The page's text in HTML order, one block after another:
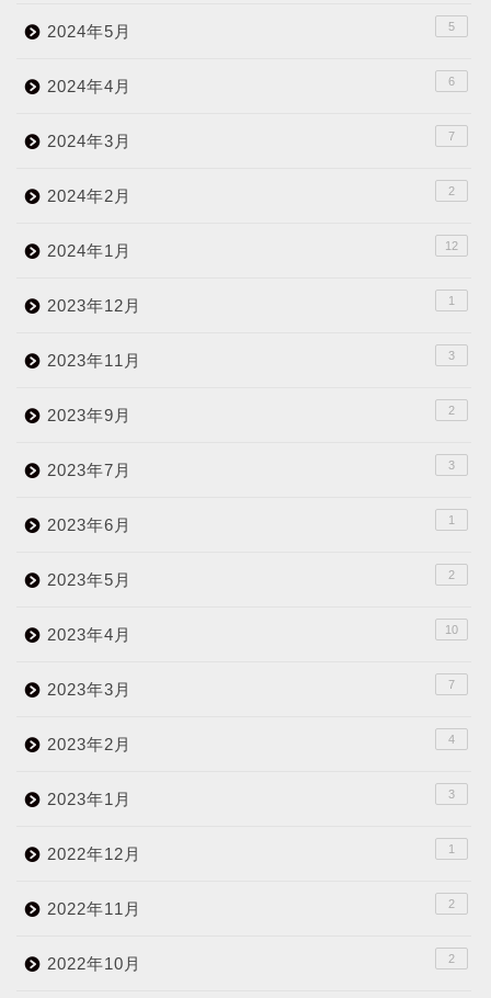
2024年5月 5
2024年4月 6
2024年3月 7
2024年2月 2
2024年1月 12
2023年12月 1
2023年11月 3
2023年9月 2
2023年7月 3
2023年6月 1
2023年5月 2
2023年4月 10
2023年3月 7
2023年2月 4
2023年1月 3
2022年12月 1
2022年11月 2
2022年10月 2